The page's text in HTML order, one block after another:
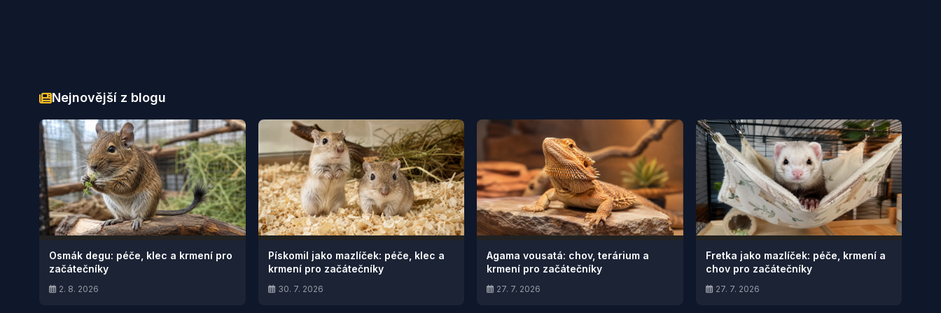
Nejnovější z blogu
Osmák degu: péče, klec a krmení pro
začátečníky
2. 8. 2026
Pískomil jako mazlíček: péče, klec a
krmení pro začátečníky
30. 7. 2026
Agama vousatá: chov, terárium a
krmení pro začátečníky
27. 7. 2026
Fretka jako mazlíček: péče, krmení a
chov pro začátečníky
27. 7. 2026